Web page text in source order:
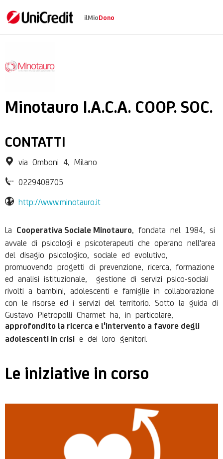
Minotauro Istituto di
ilMioDono
Minotauro I.A.C.A. COOP. SOC.
CONTATTI
via Omboni 4, Milano
0229408705
http://www.minotauro.it
La Cooperativa Sociale Minotauro , fondata nel 1984, si
avvale di psicologi e psicoterapeuti che operano nell'area
del disagio psicologico, sociale ed evolutivo,
promuovendo progetti di prevenzione, ricerca, formazione
ed analisi istituzionale,
gestione di servizi psico-sociali
rivolti a bambini, adolescenti e famiglie in collaborazione
con le risorse ed i servizi del territorio. Sotto la guida di
Gustavo Pietropolli Charmet ha, in particolare,
approfondito la ricerca e l'intervento a favore degli
adolescenti in crisi e dei loro genitori.
Le iniziative in corso